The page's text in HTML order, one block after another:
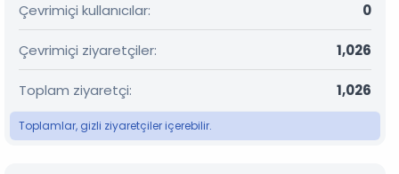
Çevrimiçi kullanıcılar 0
Çevrimiçi ziyaretçiler 1,026
Toplam ziyaretçi 1,026
Toplamlar, gizli ziyaretçiler içerebilir.